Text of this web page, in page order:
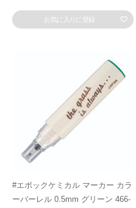
お気に入りに登録
#エポックケミカル マーカー カラ
ーバーレル 0.5mm グリーン 466-